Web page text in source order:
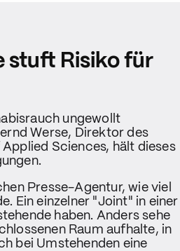
stuft Risiko für
ungewollt
Werse, Direktor des
Sciences, hält dieses
Presse-Agentur, wie viel
Ein einzelner "Joint" in einer
haben. Anders sehe
Raum aufhalte, in
bei Umstehenden eine